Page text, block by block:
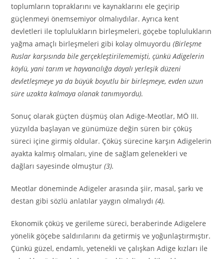
toplumların topraklarını ve kaynaklarını ele geçirip
güçlenmeyi önemsemiyor olmalıydılar. Ayrıca kent
devletleri ile toplulukların birleşmeleri, göçebe toplulukların
yağma amaçlı birleşmeleri gibi kolay olmuyordu(Birleşme
Ruslar karşısında bile gerçekleştirilememişti, çünkü Adigelerin
köylü, yani tarım ve hayvancılığa dayalı yerleşik düzeni
devletleşmeye ya da büyük boyutlu bir birleşmeye, evden uzun
süre uzakta kalmaya olanak tanımıyordu).
Sonuç olarak güçten düşmüş olan Adige-Meotlar, MÖ III.
yüzyılda başlayan ve günümüze değin süren bir çöküş
süreci içine girmiş oldular. Çöküş sürecine karşın Adigelerin
ayakta kalmış olmaları, yine de sağlam gelenekleri ve
dağları sayesinde olmuştur(3).
Meotlar döneminde Adigeler arasında şiir, masal, şarkı ve
destan gibi sözlü anlatılar yaygın olmalıydı(4).
Ekonomik çöküş ve gerileme süreci, beraberinde Adigelere
yönelik göçebe saldırılarını da getirmiş ve yoğunlaştırmıştır.
Çünkü güzel, endamlı, yetenekli ve çalışkan Adige kızları ile